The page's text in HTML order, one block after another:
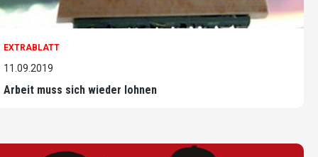
EXTRABLATT
11.09.2019
Arbeit muss sich wieder lohnen